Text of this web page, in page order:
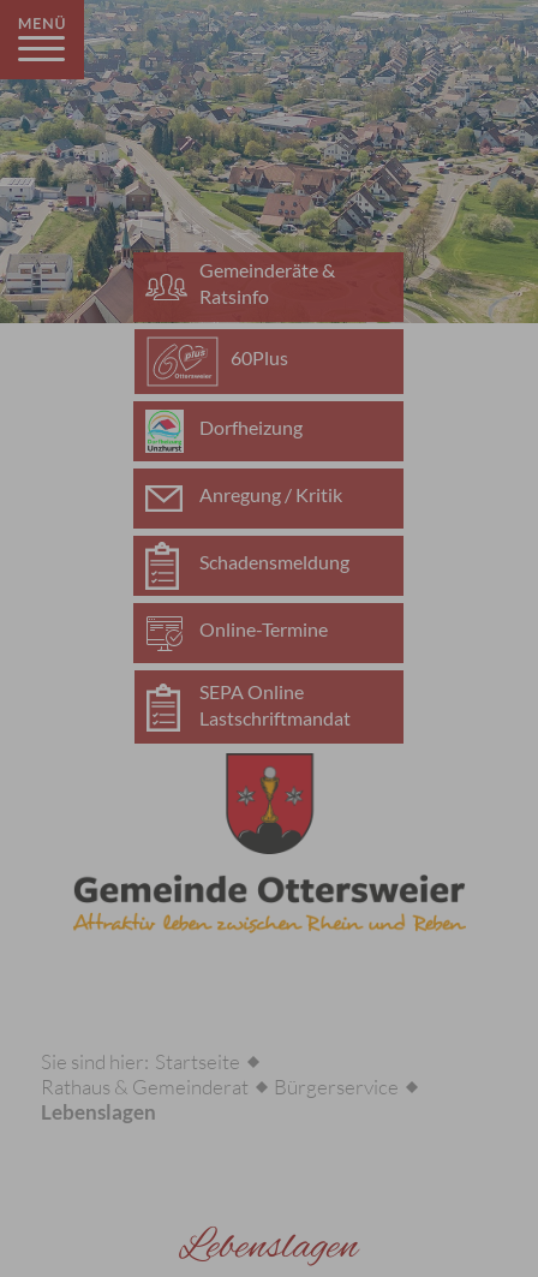
Gemeinderäte &
Ratsinfo
60Plus
Dorfheizung
Anregung / Kritik
Schadensmeldung
Online-Termine
SEPA Online
Lastschriftmandat
Sie sind hier: Startseite
Rathaus & Gemeinderat
Bürgerservice
Lebenslagen
Lebenslagen